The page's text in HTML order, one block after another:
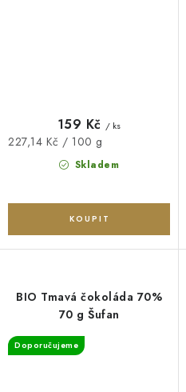
Skladem
159 Kč / ks
Měrná
227,14 Kč / 100 g
BIO Tmavá čokoláda 70%
70 g Šufan
Doporučujeme